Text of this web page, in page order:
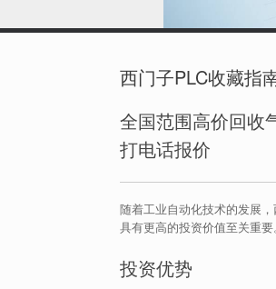
西门子PLC收藏指
全国范围高价回收
打电话报价
随着工业自动化技术的发展
具有更高的投资价值至关重
投资优势